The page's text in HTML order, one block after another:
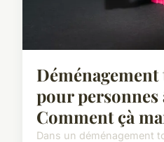
pour personnes
Comment çà
Dans un déménagement